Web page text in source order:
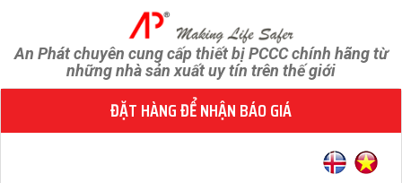
An Phát chuyên cung cấp thiết bị PCCC chính hãng từ
những nhà sản xuất uy tín trên thế giới
ĐẶT HÀNG ĐỂ NHẬN BÁO GIÁ